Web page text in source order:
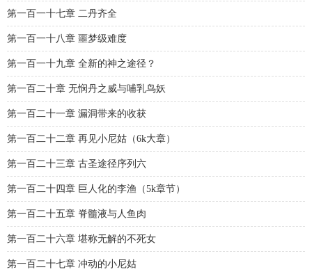
第一百一十七章 二丹齐全
第一百一十八章 噩梦级难度
第一百一十九章 全新的神之途径？
第一百二十章 无悯丹之威与哺乳鸟妖
第一百二十一章 漏洞带来的收获
第一百二十二章 再见小尼姑（6k大章）
第一百二十三章 古圣途径序列六
第一百二十四章 巨人化的李渔（5k章节）
第一百二十五章 脊髓液与人鱼肉
第一百二十六章 堪称无解的不死女
第一百二十七章 冲动的小尼姑